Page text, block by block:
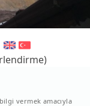
vermek amacıyla